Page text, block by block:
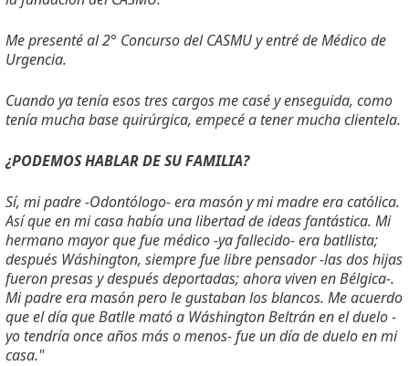
Me presenté al 2° Concurso del CASMU y entré de Médico de
Urgencia.
Cuando ya tenía esos tres cargos me casé y enseguida, como
tenía mucha base quirúrgica, empecé a tener mucha clientela.
¿PODEMOS HABLAR DE SU FAMILIA?
Sí, mi padre -Odontólogo- era masón y mi madre era católica.
Así que en mi casa había una libertad de ideas fantástica. Mi
hermano mayor que fue médico -ya fallecido- era batllista;
después Wáshington, siempre fue libre pensador -las dos hijas
fueron presas y después deportadas; ahora viven en Bélgica-.
Mi padre era masón pero le gustaban los blancos. Me acuerdo
que el día que Batlle mató a Wáshington Beltrán en el duelo -
yo tendría once años más o menos- fue un día de duelo en mi
casa."